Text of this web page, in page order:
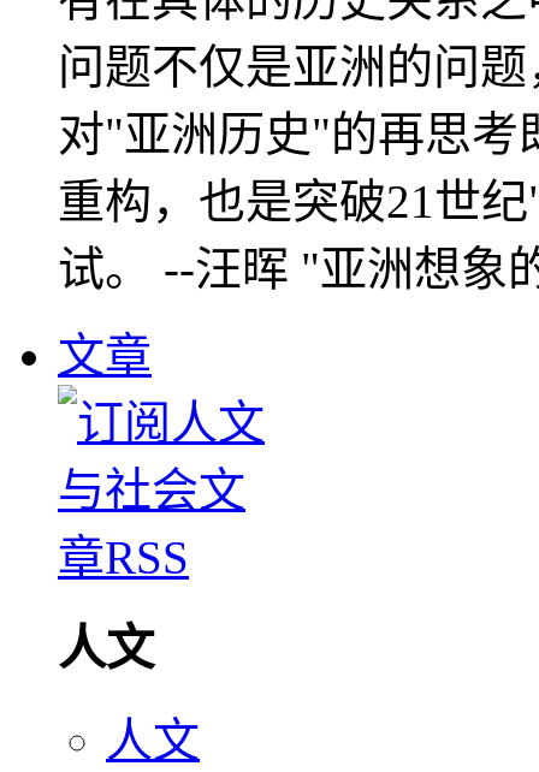
问题不仅是亚洲的问
对"亚洲历史"的再思考
重构，也是突破21世
试。 --汪晖 "亚洲想象
文章
人文
人文